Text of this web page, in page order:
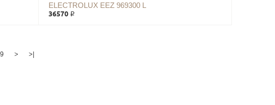
ELECTROLUX EEZ 969300 L
36570 ₽
9 > >|